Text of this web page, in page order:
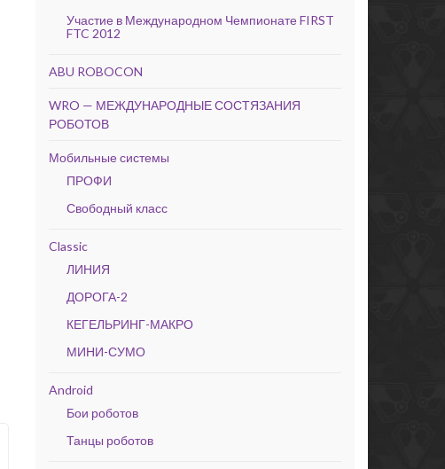
Участие в Международном Чемпионате FIRST
FTC 2012
ABU ROBOCON
WRO — МЕЖДУНАРОДНЫЕ СОСТЯЗАНИЯ
РОБОТОВ
Мобильные системы
ПРОФИ
Свободный класс
Classic
ЛИНИЯ
ДОРОГА-2
КЕГЕЛЬРИНГ-МАКРО
МИНИ-СУМО
Android
Бои роботов
Танцы роботов